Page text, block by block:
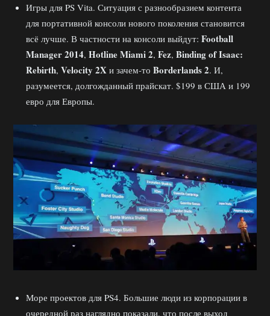
Игры для PS Vita. Ситуация с разнообразием контента
для портативной консоли нового поколения становится
всё лучше. В частности на консоли выйдут: Football
Manager 2014, Hotline Miami 2, Fez, Binding of Isaac:
Rebirth, Velocity 2X и зачем-то Borderlands 2. И,
разумеется, долгожданный прайскат. $199 в США и 199
евро для Европы.
Море проектов для PS4. Большие люди из корпорации в
очередной раз наглядно показали, что после выход